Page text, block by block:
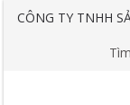
CÔNG TY TNHH